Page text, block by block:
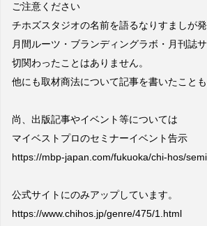
ご注意ください
チホズスタジオの名前を語るなりすましが発
月間ルーツ・ブランディングラボ・月刊誌
切関わったことはありません。
他にも取材商法について記事を書いたことも
尚、出版記事やイベント等については
マイベストプロのセミナーイベント告示
https://mbp-japan.com/fukuoka/chi-hos/
公式サイトにのみアップしています。
https://www.chihos.jp/genre/475/1.html